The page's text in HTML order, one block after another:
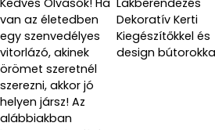
A BELLWOOD az Umbra egyedi
és dió színben és vonzó
csodálatos dekorációs eleme
Kedves Olvasók! Ha
van az életedben
egy szenvedélyes
vitorlázó, akinek
örömet szeretnél
szerezni, akkor jó
helyen jársz! Az
alábbiakban
Lakberendezés
Dekoratív Kerti
Kiegészítőkkel és
design